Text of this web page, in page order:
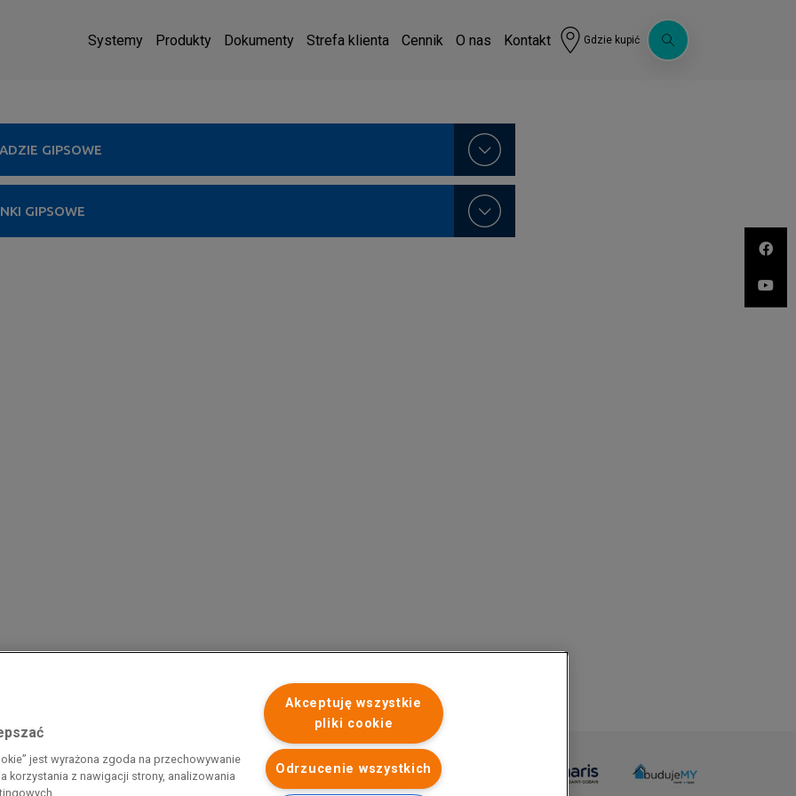
Systemy Produkty Dokumenty Strefa klienta Cennik O nas Kontakt Gdzie kupić
GIPSOWE
GIPSOWE
i energii elektrycznej w 2023 r.”. Przedsiębiorca uzyskał
„Pomoc dla sektorów energochłonnych związana z nagłymi
jest wyrażona zgoda na przechowywanie
korzystania z nawigacji strony, analizowania
Akceptuję wszystkie
pliki cookie
Odrzucenie wszystkich